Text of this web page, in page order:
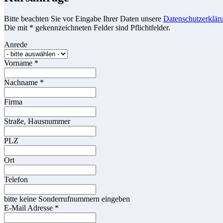
Bitte beachten Sie vor Eingabe Ihrer Daten unsere
Die mit * gekennzeichneten Felder sind Pflichtfelder.
Anrede
Vorname *
Nachname *
Firma
Straße, Hausnummer
PLZ
Ort
Telefon
bitte keine Sonderrufnummern eingeben
E-Mail Adresse *